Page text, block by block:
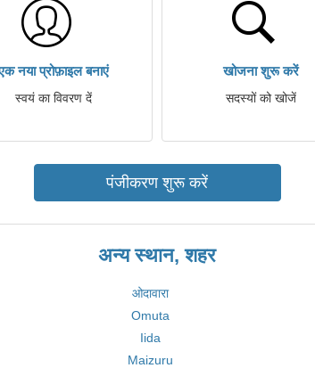
नया प्रोफ़ाइल बनाएं
स्वयं का विवरण दें
खोजना शुरू करें
सदस्यों को खोजें
पंजीकरण शुरू करें
अन्य स्थान, शहर
ओदावारा
Omuta
Iida
Maizuru